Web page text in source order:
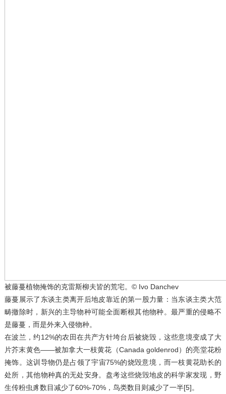
被藤蔓植物掩饰的克雷斯柳夫皆的荒宅。© Ivo Danchev
藤蔓展示了东谈主类离开后地皮靠近的第一股力量：当东谈主类大范
畴撤除时，新兴的主导物种可能全面断根其他物种。最严重的侵略不
是藤蔓，而是外来入侵物种。
在波兰，约12%的农田在共产方针垮台后被烧毁，这些意境变成了大
片芥末黄色——被加拿大一枝黄花（Canada goldenrod）的亮堂花粉
掩饰。这训导物仍是占领了宇宙75%的烧毁意境，而一枝黄花助长的
处所，其他物种真的无处安身。盘考这些烧毁地皮的科学家发现，野
生传粉虫豸数目减少了60%-70%，鸟类数目则减少了一半[5]。